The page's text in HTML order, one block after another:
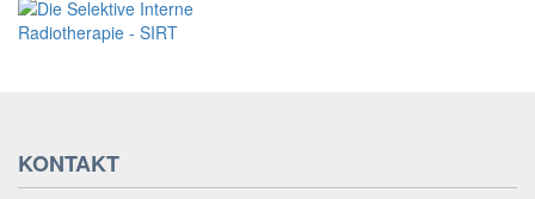
KONTAKT